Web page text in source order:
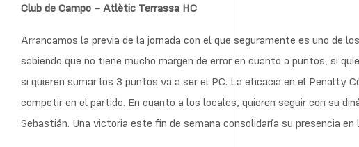
Club de Campo – Atlètic Terrassa HC
Arrancamos la previa de la jornada con el que seguramente es uno de
sabiendo que no tiene mucho margen de error en cuanto a puntos, si
si quieren sumar los 3 puntos va a ser el PC. La eficacia en el Penalty
competir en el partido. En cuanto a los locales, quieren seguir con su
Sebastián. Una victoria este fin de semana consolidaría su presencia en